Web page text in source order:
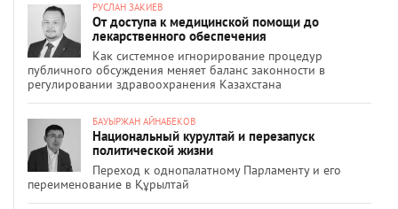
РУСЛАН ЗАКИЕВ
От доступа к медицинской помощи до
лекарственного обеспечения
Как системное игнорирование процедур
публичного обсуждения меняет баланс законности в
регулировании здравоохранения Казахстана
БАУЫРЖАН АЙНАБЕКОВ
Национальный курултай и перезапуск
политической жизни
Переход к однопалатному Парламенту и его
переименование в Құрылтай